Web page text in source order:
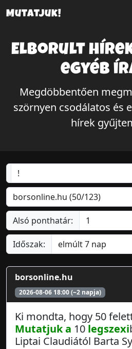
Mutatjuk!
Elborult
egyéb
Megdöbbentően
szörnyen csodálatos és
hírek
Alsó ponthatár:
Időszak:
borsonline.hu
2026-08-06 18:00 (~2 napja)
Ki mondta, hogy 50
Mutatjuk a 10 legszexi
Liptai Claudiától Barta